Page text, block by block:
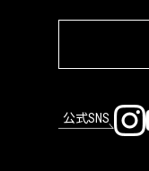
公式SNS